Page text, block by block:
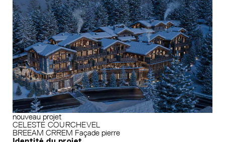
nouveau projet
CELESTE COURCHEVEL
BREEAM CRREM Façade pierre